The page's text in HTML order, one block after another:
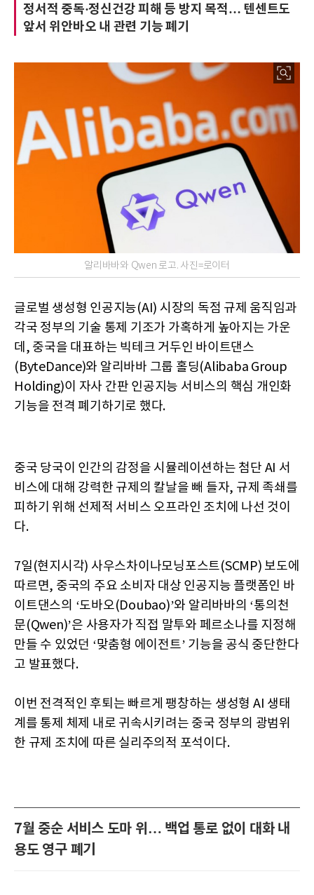
정서적 중독·정신건강 피해 등 방지 목적… 텐센트도
앞서 위안바오 내 관련 기능 폐기
알리바바와 Qwen 로고. 사진=로이터
글로벌 생성형 인공지능(AI) 시장의 독점 규제 움직임과
각국 정부의 기술 통제 기조가 가혹하게 높아지는 가운
데, 중국을 대표하는 빅테크 거두인 바이트댄스
(ByteDance)와 알리바바 그룹 홀딩(Alibaba Group
Holding)이 자사 간판 인공지능 서비스의 핵심 개인화
기능을 전격 폐기하기로 했다.
중국 당국이 인간의 감정을 시뮬레이션하는 첨단 AI 서
비스에 대해 강력한 규제의 칼날을 빼 들자, 규제 족쇄를
피하기 위해 선제적 서비스 오프라인 조치에 나선 것이
다.
7일(현지시각) 사우스차이나모닝포스트(SCMP) 보도에
따르면, 중국의 주요 소비자 대상 인공지능 플랫폼인 바
이트댄스의 ‘도바오(Doubao)’와 알리바바의 ‘통의천
문(Qwen)’은 사용자가 직접 말투와 페르소나를 지정해
만들 수 있었던 ‘맞춤형 에이전트’ 기능을 공식 중단한다
고 발표했다.
이번 전격적인 후퇴는 빠르게 팽창하는 생성형 AI 생태
계를 통제 체제 내로 귀속시키려는 중국 정부의 광범위
한 규제 조치에 따른 실리주의적 포석이다.
7월 중순 서비스 도마 위… 백업 통로 없이 대화 내
용도 영구 폐기